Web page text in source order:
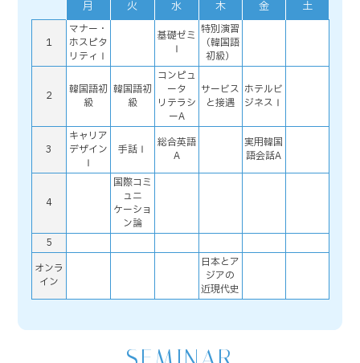
月 火 水 木 金 土
1
マナー・
ホスピタ
リティⅠ
基礎ゼミ
Ⅰ
特別演習
（韓国語
初級）
2
韓国語初
級
韓国語初
級
コンピュ
ータ
リテラシ
ーA
サービス
と接遇
ホテルビ
ジネスⅠ
3
キャリア
デザイン
Ⅰ
手話Ⅰ
総合英語
A
実用韓国
語会話A
4
国際コミ
ュニ
ケーショ
ン論
5
オンラ
イン
日本とア
ジアの
近現代史